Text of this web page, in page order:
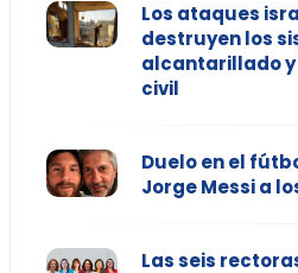
Los ataques
destruyen los
alcantarillado
civil
Duelo en el
Jorge Messi a
Las seis